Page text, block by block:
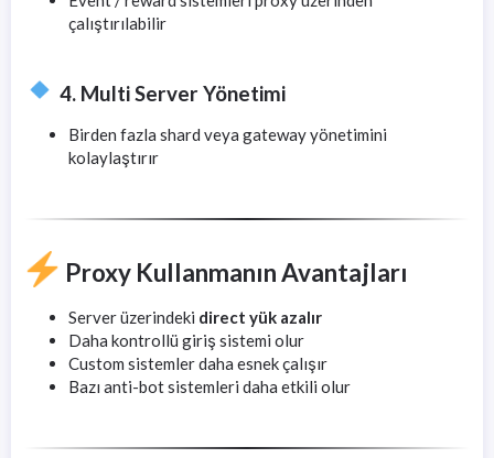
çalıştırılabilir
4. Multi Server Yönetimi
Birden fazla shard veya gateway yönetimini
kolaylaştırır
Proxy Kullanmanın Avantajları
Server üzerindeki direct yük azalır
Daha kontrollü giriş sistemi olur
Custom sistemler daha esnek çalışır
Bazı anti-bot sistemleri daha etkili olur